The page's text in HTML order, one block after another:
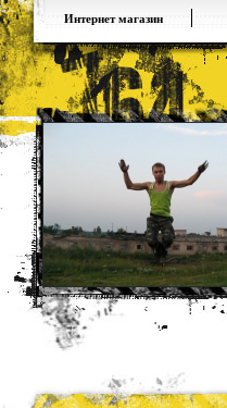
Интернет магазин